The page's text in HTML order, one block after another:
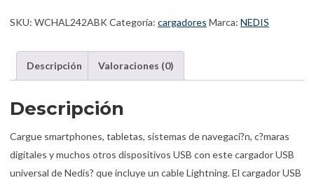
SKU: WCHAL242ABK Categoría: cargadores Marca: NEDIS
Descripción Valoraciones (0)
Descripción
Cargue smartphones, tabletas, sistemas de navegaci?n, c?maras
digitales y muchos otros dispositivos USB con este cargador USB
universal de Nedis? que incluye un cable Lightning. El cargador USB